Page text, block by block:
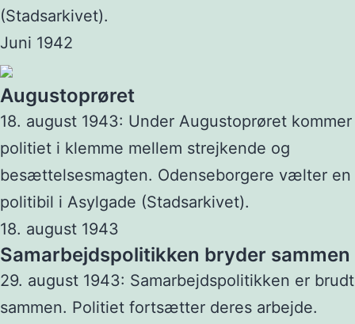
(Stadsarkivet).
Juni 1942
Augustoprøret
18. august 1943: Under Augustoprøret kommer
politiet i klemme mellem strejkende og
besættelsesmagten. Odenseborgere vælter en
politibil i Asylgade (Stadsarkivet).
18. august 1943
Samarbejdspolitikken bryder sammen
29. august 1943: Samarbejdspolitikken er brudt
sammen. Politiet fortsætter deres arbejde.